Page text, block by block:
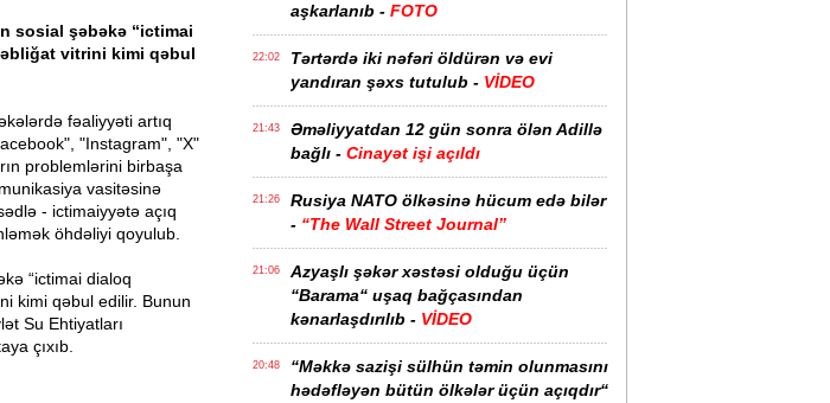
sosial şəbəkə “ictimai
vitrini kimi qəbul
fəaliyyəti artıq
"Instagram", "X"
problemlərini birbaşa
vasitəsinə
- ictimaiyyətə açıq
öhdəliyi qoyulub.
“ictimai dialoq
kimi qəbul edilir. Bunun
Su Ehtiyatları
çıxıb.
aşkarlanıb - FOTO
22:02
Tərtərdə iki nəfəri öldürən və evi
yandıran şəxs tutulub - VİDEO
21:43
Əməliyyatdan 12 gün sonra ölən Adillə
bağlı - Cinayət işi açıldı
21:26
Rusiya NATO ölkəsinə hücum edə bilər
- “The Wall Street Journal”
21:06
Azyaşlı şəkər xəstəsi olduğu üçün
“Barama“ uşaq bağçasından
kənarlaşdırılıb - VİDEO
20:48
“Məkkə sazişi sülhün təmin olunmasını
hədəfləyən bütün ölkələr üçün açıqdır“